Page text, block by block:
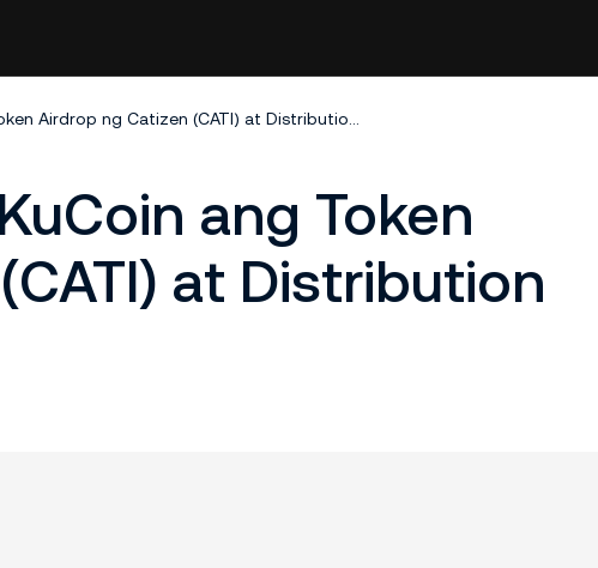
Nakumpleto na ng KuCoin ang Token Airdrop ng Catizen (CATI) at Distribution ng KCS Rewards
ang Token
at Distribution